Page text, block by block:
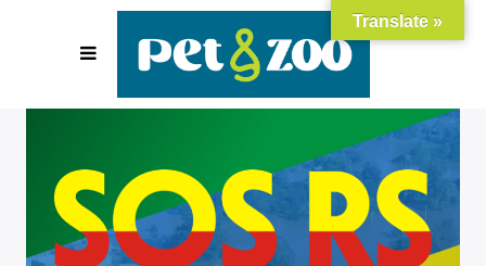
Translate »